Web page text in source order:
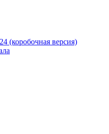
(коробочная версия)